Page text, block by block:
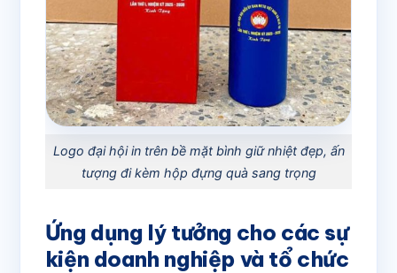
Logo đại hội in trên bề mặt bình giữ nhiệt đẹp, ấn
tượng đi kèm hộp đựng quà sang trọng
Ứng dụng lý tưởng cho các sự
kiện doanh nghiệp và tổ chức